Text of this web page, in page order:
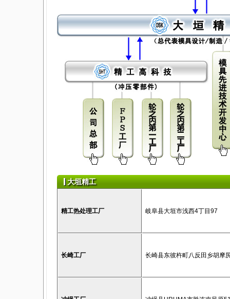
大垣精工
精工热处理工厂 岐阜县大垣市浅西4丁目97
长崎工厂 长崎县东彼杵町八反田乡胡摩